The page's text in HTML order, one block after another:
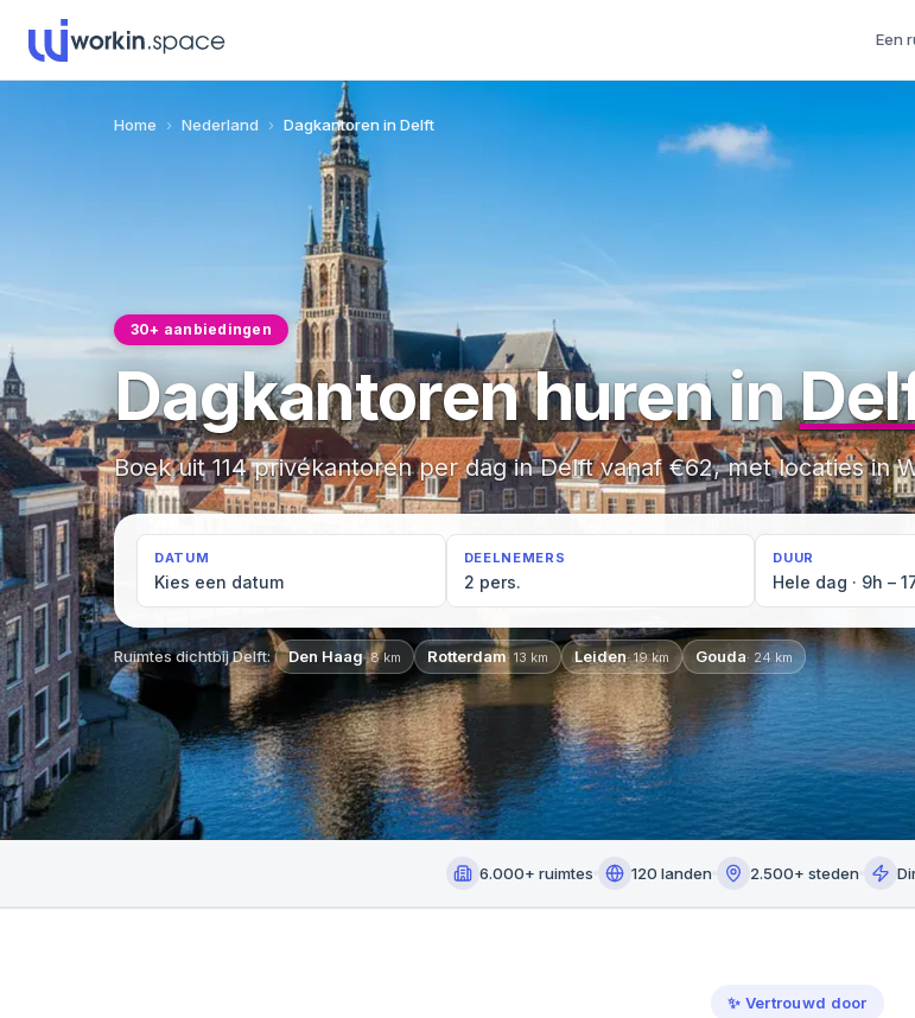
Een
Home › Nederland › Dagkantoren in Delft
30+ aanbiedingen
Dagkantoren huren in
Boek uit 114 privékantoren per dag in Delft vanaf €62, met locaties in
DATUM
Kies een datum
DEELNEMERS
2 pers.
DUUR
Hele dag · 9h –
Ruimtes dichtbijDelft: Den Haag·8km Rotterdam· 13 km Leiden·19km Gouda· 24 km
6.000+ ruimtes 120 landen 2.500+ steden
✨ Vertrouwd door